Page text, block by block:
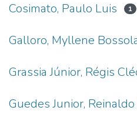
Cosimato, Paulo Luis 1
Galloro, Myllene
Grassia Júnior, Régis
Guedes Junior,